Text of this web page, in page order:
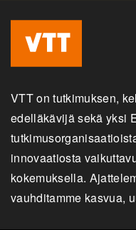
VTT on tutkimuksen,
edelläkävijä sekä yksi
innovaatiosta
kokemuksella.
vauhditamme kasvua,